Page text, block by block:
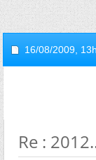
16/08/2009,
Re :